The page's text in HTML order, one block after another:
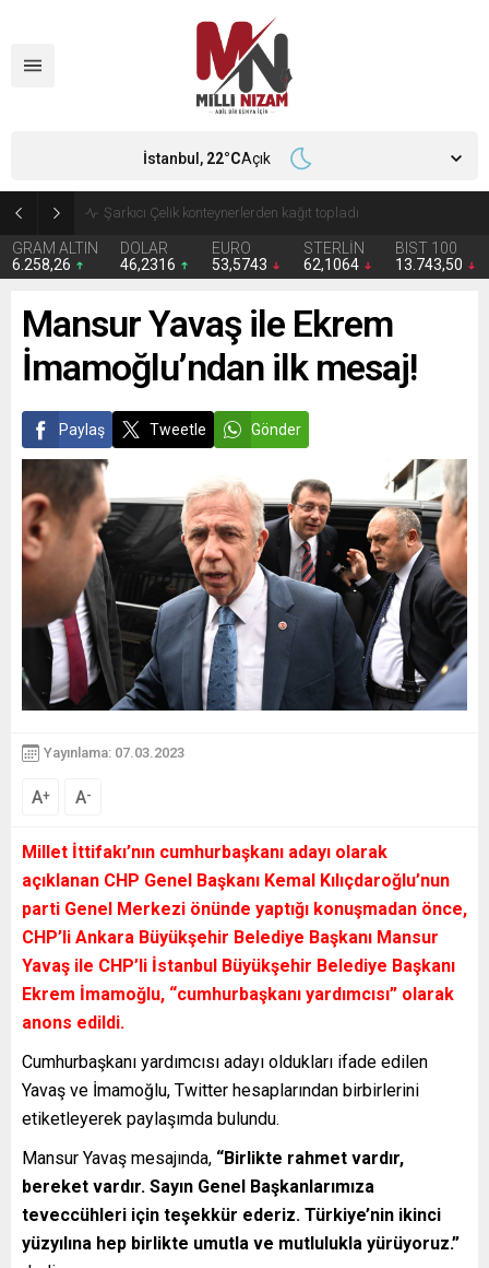
İran 2 ülkeyi birden vurdu
GRAM ALTIN
6.258,26
DOLAR
46,2316
EURO
53,5743
STERLİN
62,1064
BIST 100
13.743,50
İstanbul, 22°CAçık
Mansur Yavaş ile Ekrem
İmamoğlu’ndan ilk mesaj!
Paylaş Tweetle Gönder
Yayınlama: 07.03.2023
A+ A-
Millet İttifakı’nın cumhurbaşkanı adayı olarak
açıklanan CHP Genel Başkanı Kemal Kılıçdaroğlu’nun
parti Genel Merkezi önünde yaptığı konuşmadan önce,
CHP’li Ankara Büyükşehir Belediye Başkanı Mansur
Yavaş ile CHP’li İstanbul Büyükşehir Belediye Başkanı
Ekrem İmamoğlu, “cumhurbaşkanı yardımcısı” olarak
anons edildi.
Cumhurbaşkanı yardımcısı adayı oldukları ifade edilen
Yavaş ve İmamoğlu, Twitter hesaplarından birbirlerini
etiketleyerek paylaşımda bulundu.
Mansur Yavaş mesajında, “Birlikte rahmet vardır,
bereket vardır. Sayın Genel Başkanlarımıza
teveccühleri için teşekkür ederiz. Türkiye’nin ikinci
yüzyılına hep birlikte umutla ve mutlulukla yürüyoruz.”